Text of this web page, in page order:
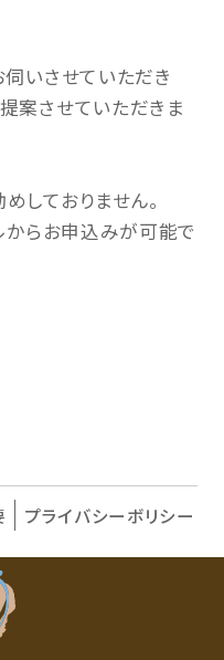
いさせていただき
案させていただきま
しておりません。
からお申込みが可能で
プライバシーボリシー